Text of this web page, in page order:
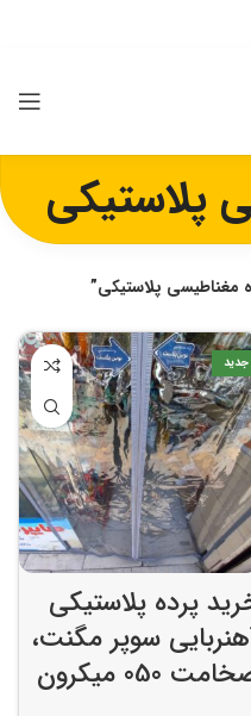
پلاستیکی
پلاستیکی”
جدید
پرده پلاستیکی
سوپر مگنت،
050 میکرون